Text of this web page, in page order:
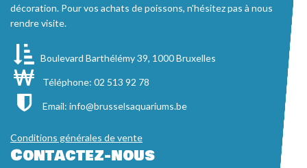
décoration. Pour vos achats de poissons, n'hésitez pas à nous
rendre visite.
Boulevard Barthélémy 39, 1000 Bruxelles
Téléphone: 02 513 92 78
Email: info@brusselsaquariums.be
Conditions générales de vente
Contactez-nous